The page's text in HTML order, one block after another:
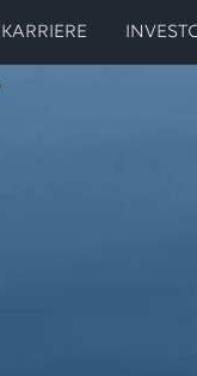
KARRIERE